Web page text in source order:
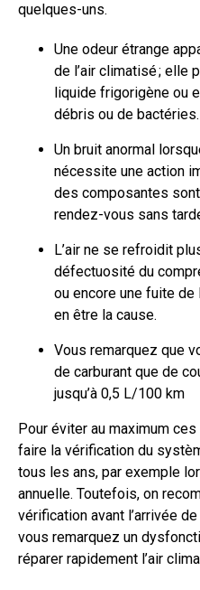
quelques-uns.
Une odeur étrange
de l’air climatisé ; elle
liquide frigorigène ou
débris ou de bactéries.
Un bruit anormal
nécessite une action
des composantes
rendez-vous sans
L’air ne se refroidit
défectuosité du
ou encore une fuite
en être la cause.
Vous remarquez que
de carburant que de
jusqu’à 0,5 L/100 km
Pour éviter au maximum
faire la vérification du
tous les ans, par exemple
annuelle. Toutefois, on
vérification avant l’arrivée
vous remarquez un
réparer rapidement l’air